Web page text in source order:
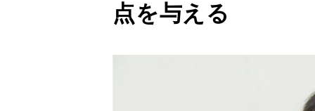
点を与える